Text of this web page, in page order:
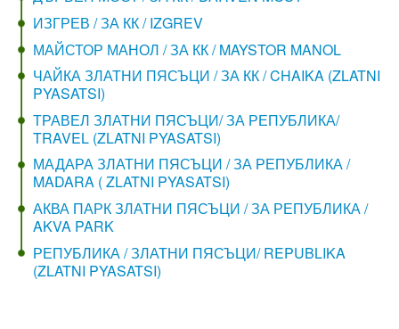
ИЗГРЕВ / ЗА КК / IZGREV
МАЙСТОР МАНОЛ / ЗА КК / MAYSTOR MANOL
ЧАЙКА ЗЛАТНИ ПЯСЪЦИ / ЗА КК / CHAIKA (ZLATNI
PYASATSI)
ТРАВЕЛ ЗЛАТНИ ПЯСЪЦИ/ ЗА РЕПУБЛИКА/
TRAVEL (ZLATNI PYASATSI)
МАДАРА ЗЛАТНИ ПЯСЪЦИ / ЗА РЕПУБЛИКА /
MADARA ( ZLATNI PYASATSI)
АКВА ПАРК ЗЛАТНИ ПЯСЪЦИ / ЗА РЕПУБЛИКА /
AKVA PARK
РЕПУБЛИКА / ЗЛАТНИ ПЯСЪЦИ/ REPUBLIKA
(ZLATNI PYASATSI)